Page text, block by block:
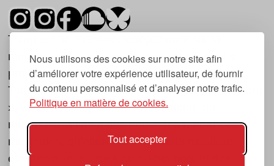
Nous utilisons des cookies sur notre site afin
d’améliorer votre expérience utilisateur, de fournir
du contenu personnalisé et d’analyser notre trafic.
Politique en matière de cookies.
Tout accepter
Tsugi est un mensuel indépendant sur la
musique et les nouvelles tendances, dont la
première parution date de 2007.
Tsugi en japonais signifie « prochain », « suivant
», ce qui correspond à la thématique du
magazine, à l’affût des nouvelles tendances
musicales, qu’elles viennent de la musique
électronique, du rock ou du hip hop, et des